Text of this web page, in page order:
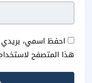
احفظ اسمي، بريدي
هذا المتصفح